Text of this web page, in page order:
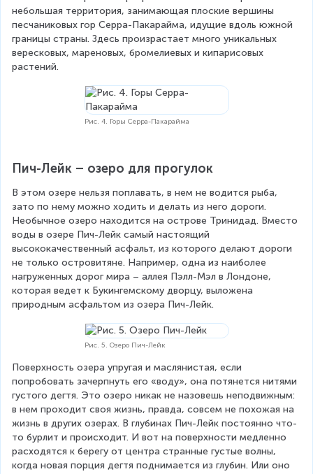
небольшая территория, занимающая плоские вершины
песчаниковых гор Серра-Пакарайма, идущие вдоль южной
границы страны. Здесь произрастает много уникальных
вересковых, мареновых, бромелиевых и кипарисовых
растений.
Рис. 4. Горы Серра-Пакарайма
Пич-Лейк – озеро для прогулок
В этом озере нельзя поплавать, в нем не водится рыба,
зато по нему можно ходить и делать из него дороги.
Необычное озеро находится на острове Тринидад. Вместо
воды в озере Пич-Лейк самый настоящий
высококачественный асфальт, из которого делают дороги
не только островитяне. Например, одна из наиболее
нагруженных дорог мира – аллея Пэлл-Мэл в Лондоне,
которая ведет к Букингемскому дворцу, выложена
природным асфальтом из озера Пич-Лейк.
Рис. 5. Озеро Пич-Лейк
Поверхность озера упругая и маслянистая, если
попробовать зачерпнуть его «воду», она потянется нитями
густого дегтя. Это озеро никак не назовешь неподвижным:
в нем проходит своя жизнь, правда, совсем не похожая на
жизнь в других озерах. В глубинах Пич-Лейк постоянно что-
то бурлит и происходит. И вот на поверхности медленно
расходятся к берегу от центра странные густые волны,
когда новая порция дегтя поднимается из глубин. Или оно